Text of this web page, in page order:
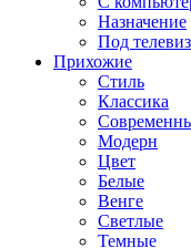
Назначение
Под
Прихожие
Стиль
Классика
Модерн
Цвет
Белые
Венге
Светлые
Темные